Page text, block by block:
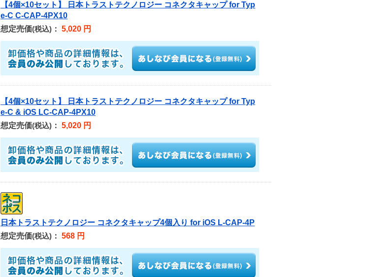
【4個×10セット】 日本トラストテクノロジー コネクタキャップ for Typ
e-C C-CAP-4PX10
想定売価(税込) ： 5,020 円
【4個×10セット】 日本トラストテクノロジー コネクタキャップ for Typ
e-C & iOS LC-CAP-4PX10
想定売価(税込) ： 5,020 円
日本トラストテクノロジー コネクタキャップ4個入り for iOS L-CAP-4P
想定売価(税込) ： 568 円